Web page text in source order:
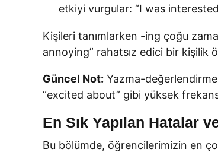
etkiyi vurgular: “I was
Kişileri tanımlarken -ing çoğu
annoying” rahatsız edici bir kişilik
Güncel Not: Yazma-değerlendirme
“excited about” gibi yüksek
En Sık Yapılan Hatalar
Bu bölümde, öğrencilerimizin en